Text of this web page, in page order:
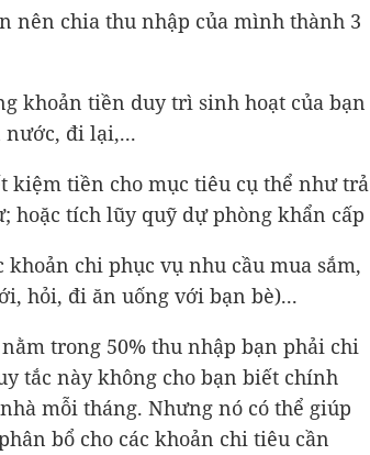
nên chia thu nhập của mình thành 3
khoản tiền duy trì sinh hoạt của bạn
nước, đi lại,...
kiệm tiền cho mục tiêu cụ thể như trả
hoặc tích lũy quỹ dự phòng khẩn cấp
khoản chi phục vụ nhu cầu mua sắm,
hỏi, đi ăn uống với bạn bè)...
trong 50% thu nhập bạn phải chi
tắc này không cho bạn biết chính
mỗi tháng. Nhưng nó có thể giúp
bổ cho các khoản chi tiêu cần